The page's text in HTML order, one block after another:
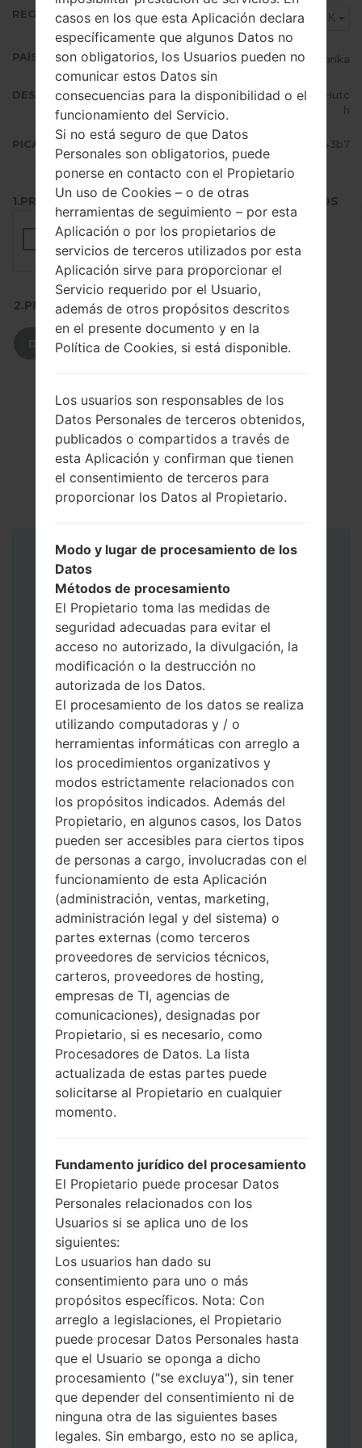
REGIÓN SLK
PAÍS (UN/EL PAÍS) Sri Lanka
DESCRIPCIÓN
Dialog, Mobitel, Etisalat, Airtel, Hutc
h
PICADILLO 434bd3b791f48ff699e26196854343b7
1.PRESIONE EL BOTÓN PARA CARGAR LOS ARCHIVOS
2.PRESIONE PARA DESCARGAR
DESCARGAR
Instrucciones
Descargue a su PC: la última versión de
Odin 3.
A continuación, extraiga el archivo de
firmware.
Debe obtener 1 (si es archivo 1, elíjalo aquí)
o 5 (si es archivo 5, selecciónelo aquí):
AP: "Sistema y Recuperación"
CP: "Módem y Radio"
CSC _ ***: "País y región y operador"
HOME_CSC _ ***: "País y regióny
operador"
Agregue todos los archivos a Odin 3.
Si desea hacer clean flash, use CSC _ *** o
use HOME_CSC _ *** para mantener sus
datos y aplicaciones.
Ahora apague su teléfono y entre al Modo
Presione y mantenga presionados la
tecla de Encendido, el botón de Subir
volumen y la tecla de Bixby.
Presione y mantenga presionadas las
teclas de Subir y de Bajar volumen y
luego conecte un cable USB.
Presione y mantenga presionados la
tecla de Encendido, el botón de Bajar
volumen y la tecla de Inicio.
Conecte un cable USB, luego
mantenga presionados el botón de Bixby
y la tecla de Bajar volumen.
Presione y mantenga presionados la
tecla de Encendido y el botón de Subir
volumen.
casos en los que esta Aplicación declara
específicamente que algunos Datos no
son obligatorios, los Usuarios pueden no
comunicar estos Datos sin
consecuencias para la disponibilidad o el
funcionamiento del Servicio.
Si no está seguro de que Datos
Personales son obligatorios, puede
ponerse en contacto con el Propietario
Un uso de Cookies – o de otras
herramientas de seguimiento – por esta
Aplicación o por los propietarios de
servicios de terceros utilizados por esta
Aplicación sirve para proporcionar el
Servicio requerido por el Usuario,
además de otros propósitos descritos
en el presente documento y en la
Política de Cookies, si está disponible.
Los usuarios son responsables de los
Datos Personales de terceros obtenidos,
publicados o compartidos a través de
esta Aplicación y confirman que tienen
el consentimiento de terceros para
proporcionar los Datos al Propietario.
Modo y lugar de procesamiento de los
Datos
Métodos de procesamiento
El Propietario toma las medidas de
seguridad adecuadas para evitar el
acceso no autorizado, la divulgación, la
modificación o la destrucción no
autorizada de los Datos.
El procesamiento de los datos se realiza
utilizando computadoras y / o
herramientas informáticas con arreglo a
los procedimientos organizativos y
modos estrictamente relacionados con
los propósitos indicados. Además del
Propietario, en algunos casos, los Datos
pueden ser accesibles para ciertos tipos
de personas a cargo, involucradas con el
funcionamiento de esta Aplicación
(administración, ventas, marketing,
administración legal y del sistema) o
partes externas (como terceros
proveedores de servicios técnicos,
carteros, proveedores de hosting,
empresas de TI, agencias de
comunicaciones), designadas por
Propietario, si es necesario, como
Procesadores de Datos. La lista
actualizada de estas partes puede
solicitarse al Propietario en cualquier
momento.
Fundamento jurídico del procesamiento
El Propietario puede procesar Datos
Personales relacionados con los
Usuarios si se aplica uno de los
siguientes:
Los usuarios han dado su
consentimiento para uno o más
propósitos específicos. Nota: Con
arreglo a legislaciones, el Propietario
puede procesar Datos Personales hasta
que el Usuario se oponga a dicho
procesamiento ("se excluya"), sin tener
que depender del consentimiento ni de
ninguna otra de las siguientes bases
legales. Sin embargo, esto no se aplica,